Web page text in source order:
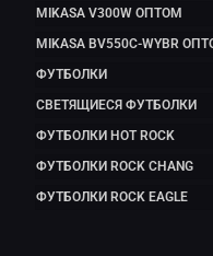
MIKASA V300W ОПТОМ
MIKASA BV550C-WYBR
ФУТБОЛКИ
СВЕТЯЩИЕСЯ ФУТБОЛКИ
ФУТБОЛКИ HOT ROCK
ФУТБОЛКИ ROCK CHANG
ФУТБОЛКИ ROCK EAGLE